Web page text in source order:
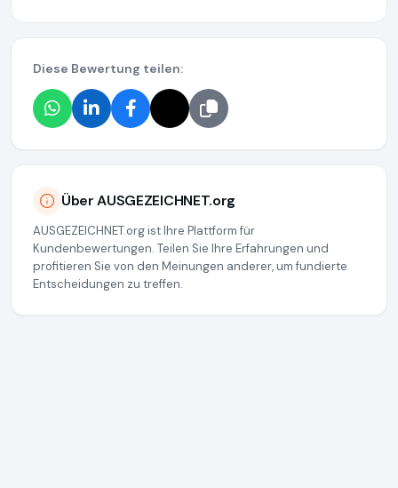
Diese Bewertung teilen:
Über AUSGEZEICHNET.org
AUSGEZEICHNET.org ist Ihre Plattform für
Kundenbewertungen. Teilen Sie Ihre Erfahrungen und
profitieren Sie von den Meinungen anderer, um fundierte
Entscheidungen zu treffen.